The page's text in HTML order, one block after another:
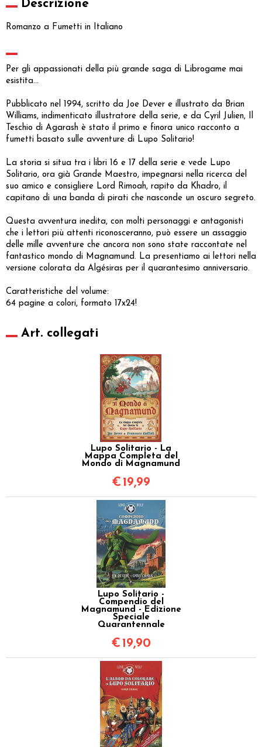
Descrizione
Romanzo a Fumetti in Italiano
Per gli appassionati della più grande saga di Librogame mai
esistita...
Pubblicato nel 1994, scritto da Joe Dever e illustrato da Brian
Williams, indimenticato illustratore della serie, e da Cyril Julien, Il
Teschio di Agarash è stato il primo e finora unico racconto a
fumetti basato sulle avventure di Lupo Solitario!
La storia si situa tra i libri 16 e 17 della serie e vede Lupo
Solitario, ora già Grande Maestro, impegnarsi nella ricerca del
suo amico e consigliere Lord Rimoah, rapito da Khadro, il
capitano di una banda di pirati che nasconde un oscuro segreto.
Questa avventura inedita, con molti personaggi e antagonisti
che i lettori più attenti riconosceranno, può essere un assaggio
delle mille avventure che ancora non sono state raccontate nel
fantastico mondo di Magnamund. La presentiamo ai lettori nella
versione colorata da Algésiras per il quarantesimo anniversario.
Caratteristiche del volume:
64 pagine a colori, formato 17x24!
Art. collegati
Lupo Solitario - La
Mappa Completa del
Mondo di Magnamund
€ 19,99
Lupo Solitario -
Compendio del
Magnamund - Edizione
Speciale
Quarantennale
€ 19,90